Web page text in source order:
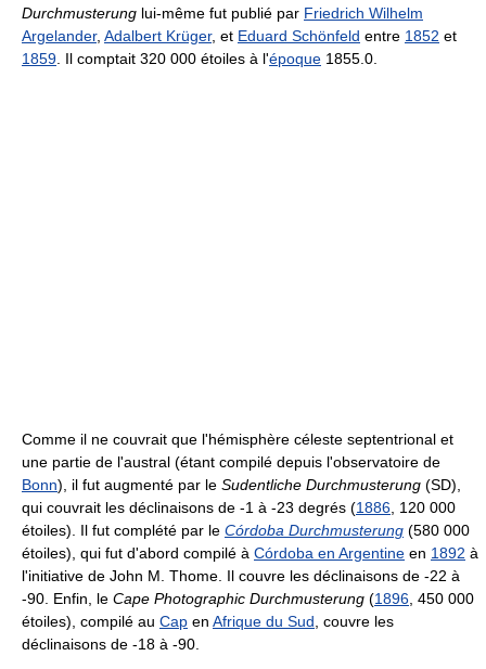
Durchmusterung lui-même fut publié par Friedrich Wilhelm
Argelander, Adalbert Krüger, et Eduard Schönfeld entre 1852 et
1859 . Il comptait 320 000 étoiles à l'époque 1855.0.
Comme il ne couvrait que l'hémisphère céleste septentrional et
une partie de l'austral (étant compilé depuis l'observatoire de
Bonn), il fut augmenté par le Sudentliche Durchmusterung (SD),
qui couvrait les déclinaisons de -1 à -23 degrés (1886 , 120 000
étoiles). Il fut complété par le Córdoba Durchmusterung (580 000
étoiles), qui fut d'abord compilé à Córdoba en Argentine en 1892 à
l'initiative de John M. Thome. Il couvre les déclinaisons de -22 à
-90. Enfin, le Cape Photographic Durchmusterung (1896 , 450 000
étoiles), compilé au Cap en Afrique du Sud , couvre les
déclinaisons de -18 à -90.